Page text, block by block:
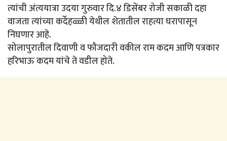
त्यांची अंत्ययात्रा उदया गुरुवार दि.४ डिसेंबर रोजी सकाळी दहा
वाजता त्यांच्या कर्देहळ्ळी येथील शेतातील राहत्या घरापासून
निघणार आहे.
सोलापुरातील दिवाणी व फौजदारी वकील राम कदम आणि पत्रकार
हरिभाऊ कदम यांचे ते वडील होते.